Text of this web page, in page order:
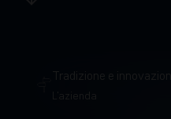
Tradizione e
L'azienda